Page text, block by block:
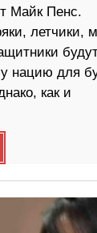
Майк Пенс.
летчики,
нацию для
как и